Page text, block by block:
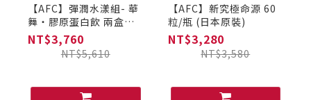
【AFC】彈潤水漾組- 華
舞‧膠原蛋白飲 兩盒
組，[加贈] 櫻桃玫果雙
皙粉 1入
NT$3,760
NT$5,610
【AFC】新究極命源 60
粒/瓶 (日本原裝)
NT$3,280
NT$3,580